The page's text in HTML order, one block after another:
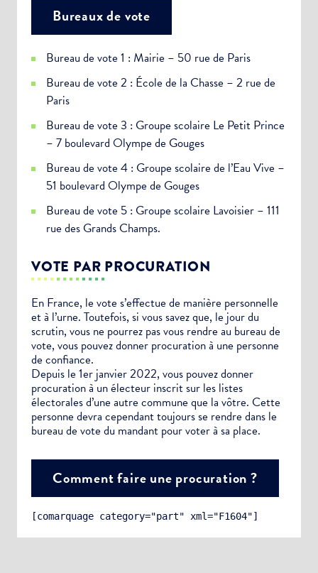
Bureaux de vote
Bureau de vote 1 : Mairie – 50 rue de Paris
Bureau de vote 2 : École de la Chasse – 2 rue de
Paris
Bureau de vote 3 : Groupe scolaire Le Petit Prince
– 7 boulevard Olympe de Gouges
Bureau de vote 4 : Groupe scolaire de l’Eau Vive –
51 boulevard Olympe de Gouges
Bureau de vote 5 : Groupe scolaire Lavoisier – 111
rue des Grands Champs.
VOTE PAR PROCURATION
En France, le vote s’effectue de manière personnelle
et à l’urne. Toutefois, si vous savez que, le jour du
scrutin, vous ne pourrez pas vous rendre au bureau de
vote, vous pouvez donner procuration à une personne
de confiance.
Depuis le 1er janvier 2022, vous pouvez donner
procuration à un électeur inscrit sur les listes
électorales d’une autre commune que la vôtre. Cette
personne devra cependant toujours se rendre dans le
bureau de vote du mandant pour voter à sa place.
Comment faire une procuration ?
[comarquage category="part" xml="F1604"]